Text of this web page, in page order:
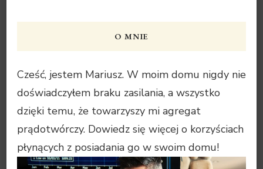
O MNIE
Cześć, jestem Mariusz. W moim domu nigdy nie
doświadczyłem braku zasilania, a wszystko
dzięki temu, że towarzyszy mi agregat
prądotwórczy. Dowiedz się więcej o korzyściach
płynących z posiadania go w swoim domu!